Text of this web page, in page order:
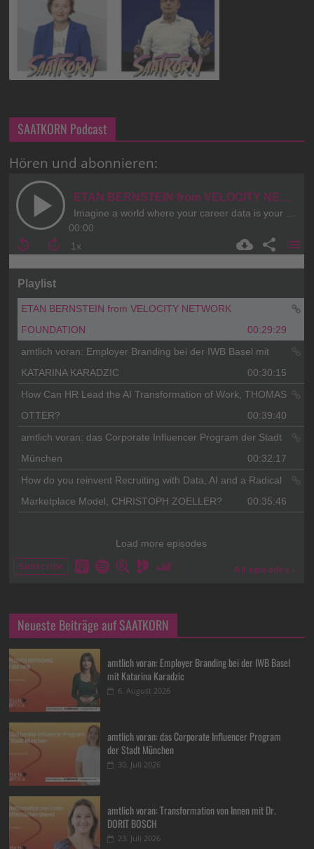
SAATKORN Podcast
Hören und abonnieren:
Neueste Beiträge auf SAATKORN
amtlich voran: Employer Branding bei der IWB Basel
mit Katarina Karadzic
6. August 2026
amtlich voran: das Corporate Influencer Program
der Stadt München
30. Juli 2026
amtlich voran: Transformation von Innen mit Dr.
DORIT BOSCH
23. Juli 2026